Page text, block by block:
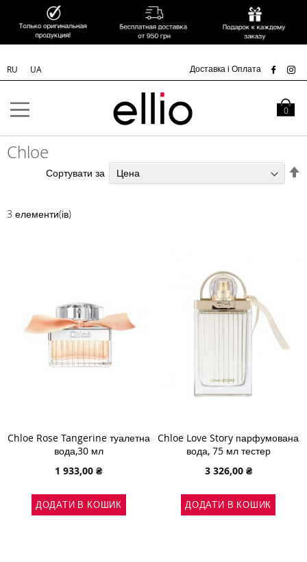
Skip to
RU UA Доставка і Оплата
Кошик
0
Chloe
3 елементи(ів)
Сортувати за
Chloe Rose Tangerine туалетна
вода,30 мл
1 933,00 ₴
ДОДАТИ В КОШИК
Chloe Love Story парфумована
вода, 75 мл тестер
3 326,00 ₴
ДОДАТИ В КОШИК